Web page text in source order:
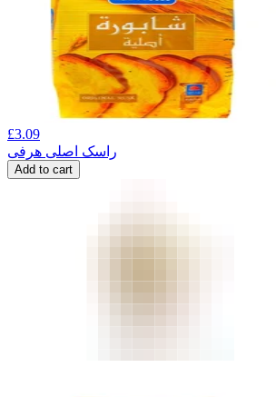
£3.09
راسک اصلی هرفی
Add to cart